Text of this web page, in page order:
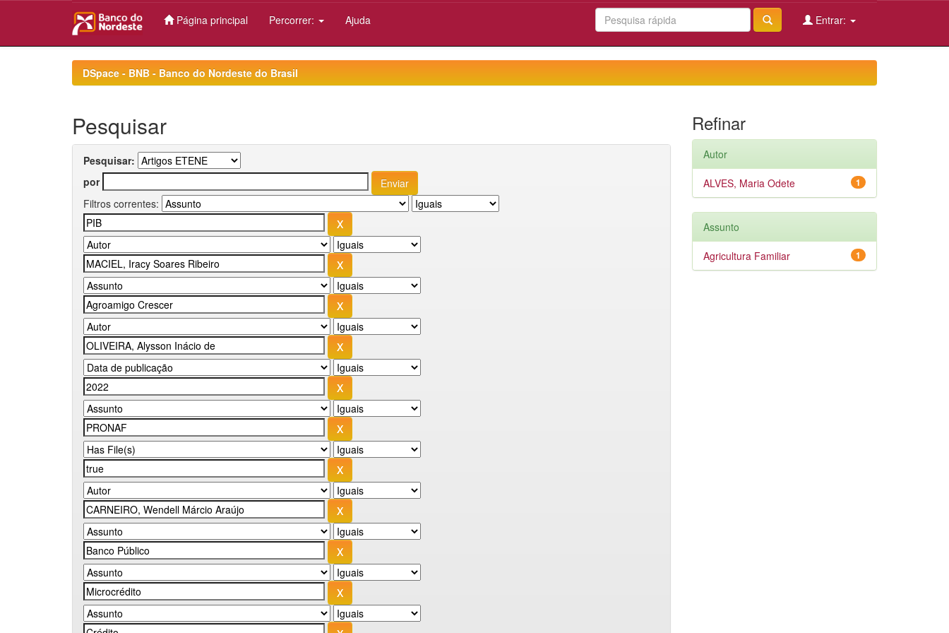
Página principal Percorrer: Ajuda Entrar:
DSpace - BNB - Banco do Nordeste do Brasil
Pesquisar
Pesquisar:
por
Filtros correntes:
Refinar
Autor
1
ALVES, Maria Odete
Assunto
1
Agricultura Familiar